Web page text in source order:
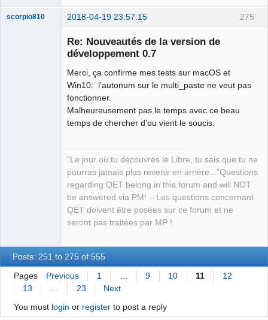
275
scorpio810 2018-04-19 23:57:15
Re: Nouveautés de la version de
développement 0.7
Merci, ça confirme mes tests sur macOS et
Win10: l'autonum sur le multi_paste ne veut pas
fonctionner.
Malheureusement pas le temps avec ce beau
temps de chercher d'ou vient le soucis.
"Le jour où tu découvres le Libre, tu sais que tu ne
pourras jamais plus revenir en arrière..."Questions
regarding QET belong in this forum and will NOT
be answered via PM! – Les questions concernant
QET doivent être posées sur ce forum et ne
seront pas traitées par MP !
Posts: 251 to 275 of 555
Pages Previous 1 9 10 11
12
13
23
Next
You must login or registerto post a reply